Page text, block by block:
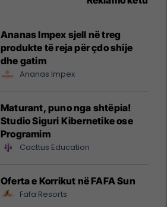
Ananas Impex sjell në treg
produkte të reja për çdo shije
dhe gatim
Ananas Impex
Maturant, puno nga shtëpia!
Studio Siguri Kibernetike ose
Programim
Cacttus Education
Oferta e Korrikut në FAFA Sun
Fafa Resorts